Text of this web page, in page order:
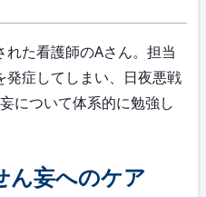
た看護師のAさん。担当
発症してしまい、日夜悪戦
について体系的に勉強し
ん妄へのケア